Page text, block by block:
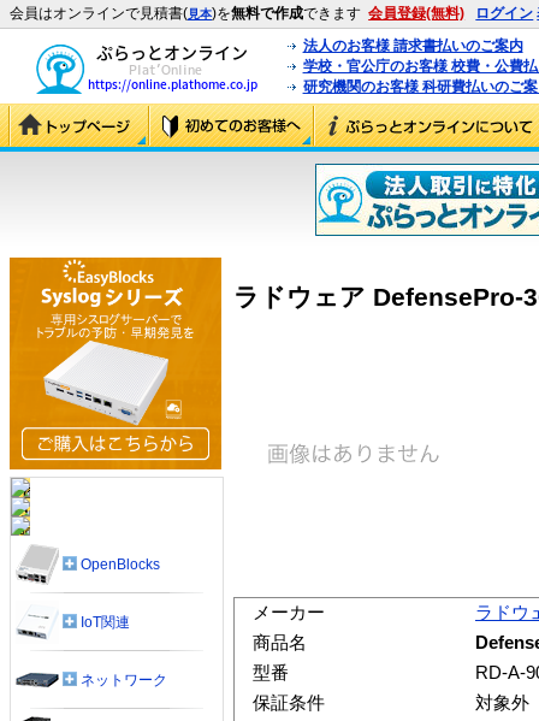
会員はオンラインで見積書(見本)を無料で作成できます 会員登録(無料) ログイン
法人のお客様 請求書払いのご案内
学校・官公庁のお客様 校費・公費
研究機関のお客様 科研費払いのご
ラドウェア DefensePro-
メーカー
ラドウ
商品名
型番
RD-A-
保証条件
対象外
OpenBlocks
IoT関連
ネットワーク